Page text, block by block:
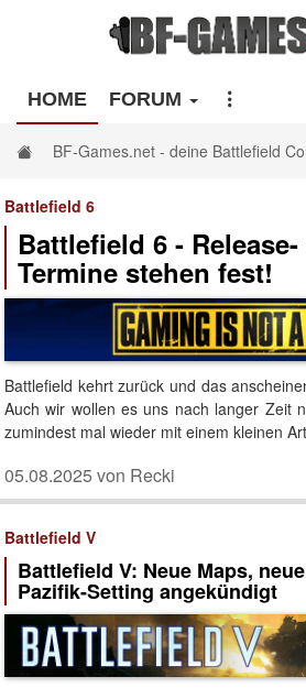
HOME FORUM
BF-Games.net - deine Battlefield
Battlefield 6
Battlefield 6 -
Termine stehen fest!
Battlefield kehrt zurück und das
Auch wir wollen es uns nach langer Zeit
zumindest mal wieder mit einem kleinen
05.08.2025 von Recki
Battlefield V
Battlefield V: Neue Maps,
Pazifik-Setting angekündigt